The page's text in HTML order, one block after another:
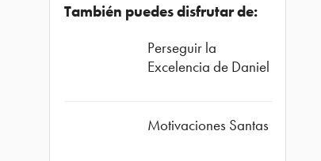
También puedes disfrutar de:
Perseguir la
Excelencia de Daniel
Motivaciones Santas